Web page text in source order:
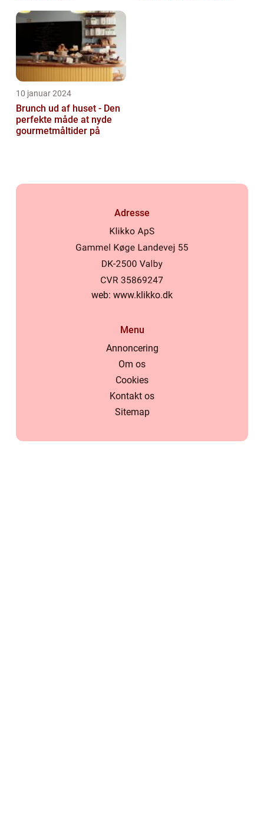
10 januar 2024
Brunch ud af huset - Den
perfekte måde at nyde
gourmetmåltider på
Adresse
web: www.klikko.dk
Menu
Annoncering
Om os
Cookies
Kontakt os
Sitemap